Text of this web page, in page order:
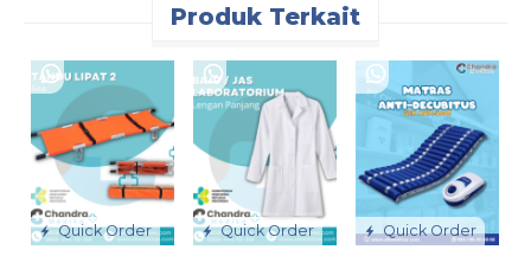
Produk Terkait
Quick Order Quick Order Quick Order